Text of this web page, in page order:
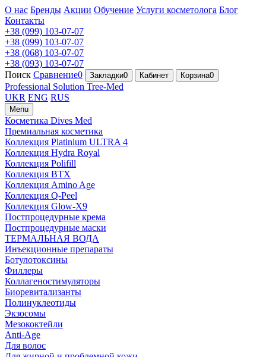
О нас Бренды Акции Обучение Услуги косметолога Блог
Контакты
+38 (099) 103-07-07
+38 (099) 103-07-07
+38 (068) 103-07-07
+38 (093) 103-07-07
Поиск Сравнение0 Закладки0 Кабинет Корзина0
Professional Solution Tree-Med
UKR ENG RUS
Menu
Косметика Dives Med
Премиальная косметика
Коллекция Platinium ULTRA 4
Коллекция Hydra Royal
Коллекция Polifill
Коллекция BTX
Коллекция Amino Age
Коллекция Q-Peel
Коллекция Glow-X9
Постпроцедурные крема
Постпроцедурные маски
ТЕРМАЛЬНАЯ ВОДА
Инъекционные препараты
Ботулотоксины
Филлеры
Коллагеностимуляторы
Биоревитализанты
Полинуклеотиды
Экзосомы
Мезококтейли
Anti-Age
Для волос